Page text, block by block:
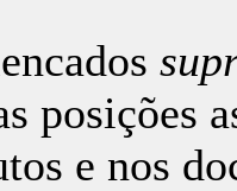
posições
e nos